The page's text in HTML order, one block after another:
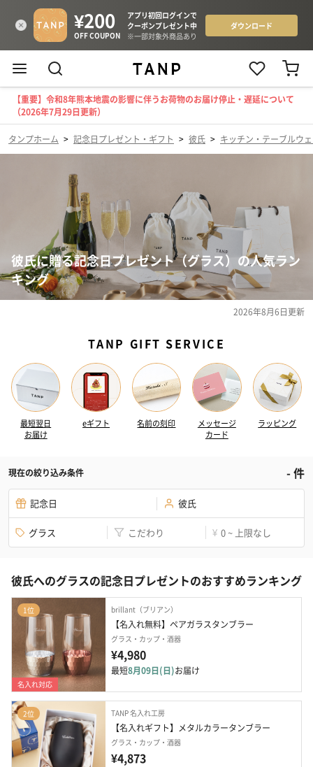
【重要】令和8年熊本地震の影響に伴うお荷物のお届け停止・遅延について
（2026年7月29日更新）
タンプホーム > 記念日プレゼント・ギフト > 彼氏 > キッチン・テーブルウ
彼氏に贈る記念日プレゼント（グラス）の人気ラン
キング
2026年8月6日更新
TANP GIFT SERVICE
最短翌日
お届け
eギフト 名前の刻印
メッセージ
カード
ラッピング
現在の絞り込み条件 -件
記念日 彼氏
グラス こだわり ¥ 0 ~ 上限なし
彼氏へのグラスの記念日プレゼントのおすすめランキング
1位
名入れ対応
brillant（ブリアン）
【名入れ無料】ペアガラスタンブラー
グラス・カップ・酒器
¥4,980
最短8月09日(日)お届け
2位 TANP 名入れ工房
【名入れギフト】メタルカラータンブラー
グラス・カップ・酒器
¥4,873